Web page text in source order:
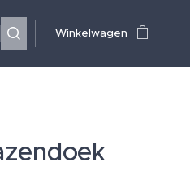
Winkelwagen